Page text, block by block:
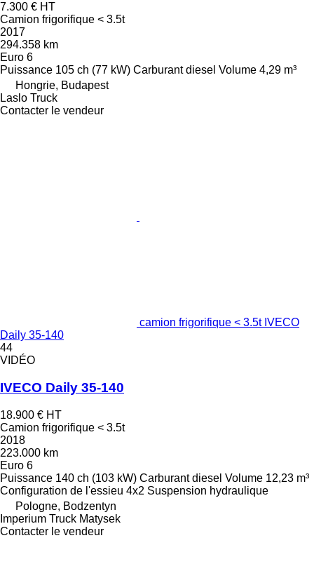
7.300 € HT
Camion frigorifique < 3.5t
2017
294.358 km
Euro 6
Puissance 105 ch (77 kW) Carburant diesel Volume 4,29 m³
Hongrie, Budapest
Laslo Truck
Contacter le vendeur
camion frigorifique < 3.5t IVECO
Daily 35-140
44
VIDÉO
IVECO Daily 35-140
18.900 € HT
Camion frigorifique < 3.5t
2018
223.000 km
Euro 6
Puissance 140 ch (103 kW) Carburant diesel Volume 12,23 m³
Configuration de l'essieu 4x2 Suspension hydraulique
Pologne, Bodzentyn
Imperium Truck Matysek
Contacter le vendeur